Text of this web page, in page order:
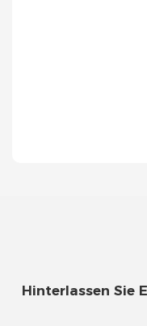
Hinterlassen Sie